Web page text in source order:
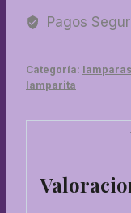
Pagos
Categoría:
lamparita